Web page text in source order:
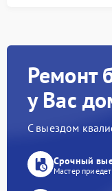
Ремонт
у Вас
С выездом
Срочный
Мастер